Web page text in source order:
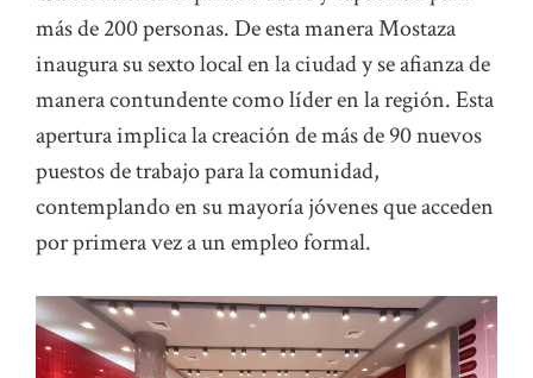
más de 200 personas. De esta manera Mostaza
inaugura su sexto local en la ciudad y se afianza de
manera contundente como líder en la región. Esta
apertura implica la creación de más de 90 nuevos
puestos de trabajo para la comunidad,
contemplando en su mayoría jóvenes que acceden
por primera vez a un empleo formal.